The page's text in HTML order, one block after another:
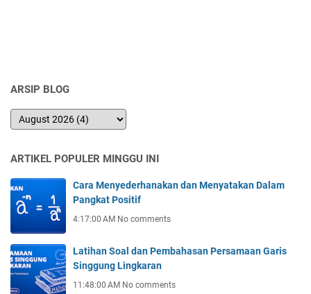
ARSIP BLOG
ARTIKEL POPULER MINGGU INI
Cara Menyederhanakan dan Menyatakan Dalam
Pangkat Positif
4:17:00 AM No comments
Latihan Soal dan Pembahasan Persamaan Garis
Singgung Lingkaran
11:48:00 AM No comments